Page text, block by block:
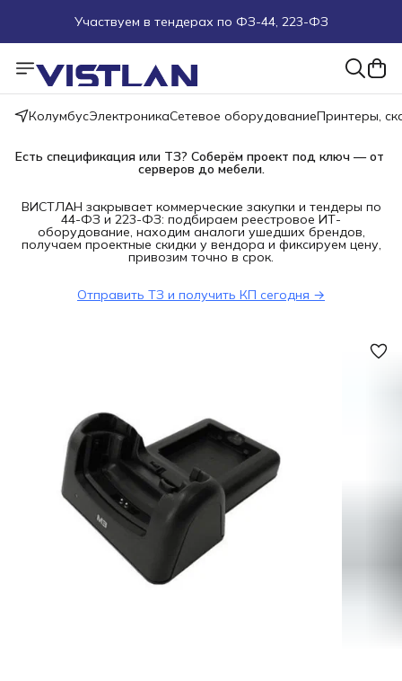
Участвуем в тендерах по ФЗ-44, 223-ФЗ
Поможем подобрать оборудование под ТЗ
Пуско-наладочные работы
Пришлите запрос на e-mail или в чат
КолумбусЭлектроникаСетевое оборудованиеПринтеры,
Есть спецификация или ТЗ? Соберём проект под ключ — от
серверов до мебели.
ВИСТЛАН закрывает коммерческие закупки и тендеры по
44-ФЗ и 223-ФЗ: подбираем реестровое ИТ-
оборудование, находим аналоги ушедших брендов,
получаем проектные скидки у вендора и фиксируем цену,
привозим точно в срок.
Отправить ТЗ и получить КП сегодня →